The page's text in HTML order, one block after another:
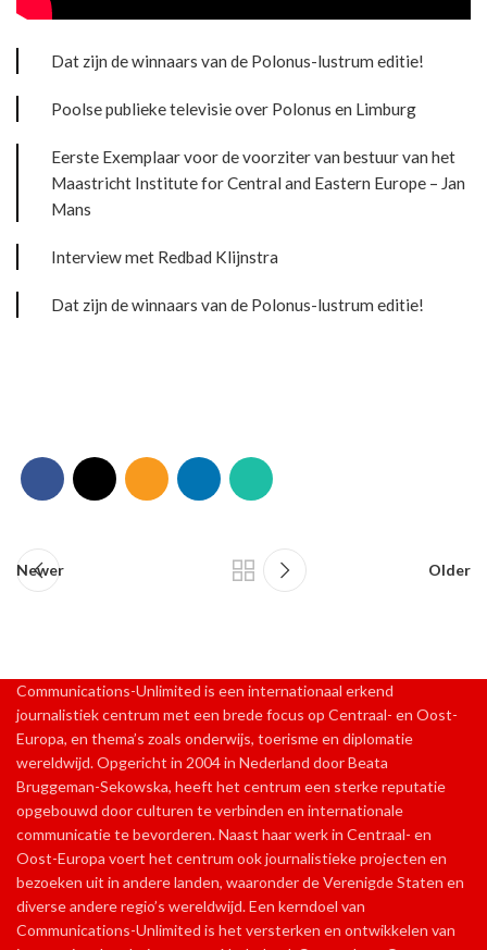
Dat zijn de winnaars van de Polonus-lustrum editie!
Poolse publieke televisie over Polonus en Limburg
Eerste Exemplaar voor de voorziter van bestuur van het
Maastricht Institute for Central and Eastern Europe – Jan
Mans
Interview met Redbad Klijnstra
Dat zijn de winnaars van de Polonus-lustrum editie!
Newer Older
Communications-Unlimited is een internationaal erkend
journalistiek centrum met een brede focus op Centraal- en Oost-
Europa, en thema’s zoals onderwijs, toerisme en diplomatie
wereldwijd. Opgericht in 2004 in Nederland door Beata
Bruggeman-Sekowska, heeft het centrum een sterke reputatie
opgebouwd door culturen te verbinden en internationale
communicatie te bevorderen. Naast haar werk in Centraal- en
Oost-Europa voert het centrum ook journalistieke projecten en
bezoeken uit in andere landen, waaronder de Verenigde Staten en
diverse andere regio’s wereldwijd. Een kerndoel van
Communications-Unlimited is het versterken en ontwikkelen van